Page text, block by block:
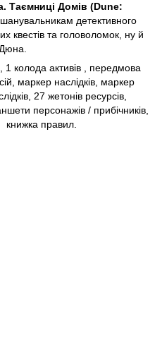
Таємниці Домів (Dune:
детективного
квестів та головоломок, ну й
1 колода активів , передмова
маркер наслідків, маркер
27 жетонів ресурсів,
персонажів / прибічників,
правил.